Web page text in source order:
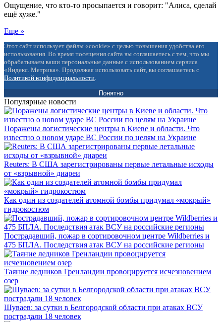
Ощущение, что кто-то просыпается и говорит: "Алиса, сделай
ещё хуже."
Еще »
Этот сайт использует файлы «cookie» с целью повышения удобства его
использования. Во время посещения сайта вы соглашаетесь с тем, что мы
обрабатываем ваши персональные данные с использованием сервиса
«Яндекс. Метрика». Продолжая использовать сайт, вы соглашаетесь с
Политикой конфиденциальности
Понятно
Популярные новости
Поражены логистические центры в Киеве и области. Что
известно о новом ударе ВС России по целям на Украине
Reuters: В США зарегистрированы первые летальные исходы
от «взрывной» диареи
Как один из создателей атомной бомбы придумал «мокрый»
гидрокостюм
Пострадавший, пожар в сортировочном центре Wildberries и
475 БПЛА. Последствия атак ВСУ на российские регионы
Таяние ледников Гренландии провоцируется исчезновением
озер
Шуваев: за сутки в Белгородской области при атаках ВСУ
пострадали 18 человек